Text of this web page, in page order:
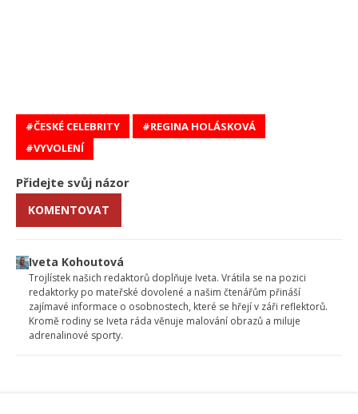
ČESKÉ CELEBRITY
REGINA HOLÁSKOVÁ
VYVOLENÍ
Přidejte svůj názor
KOMENTOVAT
Iveta Kohoutová
Trojlístek našich redaktorů doplňuje Iveta. Vrátila se na pozici
redaktorky po mateřské dovolené a našim čtenářům přináší
zajímavé informace o osobnostech, které se hřejí v záři reflektorů.
Kromě rodiny se Iveta ráda věnuje malování obrazů a miluje
adrenalinové sporty.